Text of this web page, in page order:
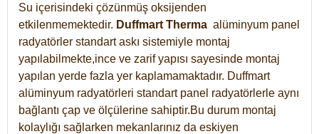
Su içerisindeki çözünmüş oksijenden
etkilenmemektedir. Duffmart Therma alüminyum panel
radyatörler standart askı sistemiyle montaj
yapılabilmekte,ince ve zarif yapısı sayesinde montaj
yapılan yerde fazla yer kaplamamaktadır. Duffmart
alüminyum radyatörleri standart panel radyatörlerle aynı
bağlantı çap ve ölçülerine sahiptir.Bu durum montaj
kolaylığı sağlarken mekanlarınız da eskiyen